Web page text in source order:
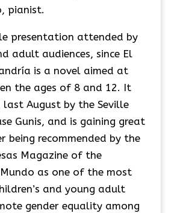
pianist.
presentation attended by
adult audiences, since El
is a novel aimed at
the ages of 8 and 12. It
last August by the Seville
Gunis, and is gaining great
recommended by the
Magazine of the
as one of the most
and young adult
gender equality among